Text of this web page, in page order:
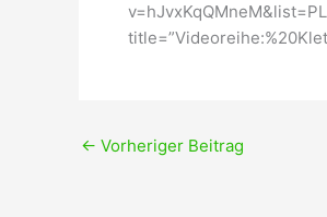
← Vorheriger Beitrag